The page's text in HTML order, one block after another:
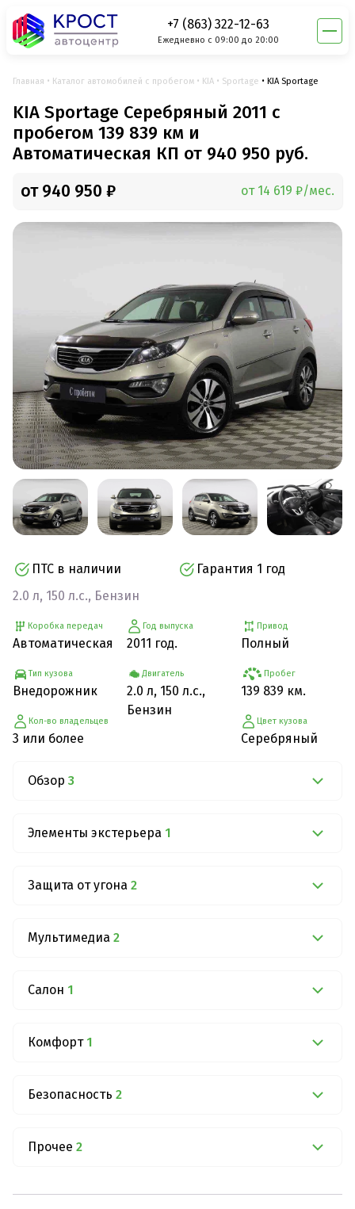
+7 (863) 322-12-63
Ежедневно с 09:00 до 20:00
Главная Каталог автомобилей с пробегом KIA Sportage KIA Sportage
KIA Sportage Серебряный 2011 с
пробегом 139 839 км и
Автоматическая КП от 940 950 руб.
от 940 950 ₽ от 14 619 ₽/мес.
ПТС в наличии
Гарантия 1 год
2.0 л, 150 л.с., Бензин
Коробка передач
Автоматическая
Тип кузова
Внедорожник
Кол-во владельцев
3 или более
Год выпуска
2011 год.
Двигатель
2.0 л, 150 л.с.,
Бензин
Привод
Полный
Пробег
139 839 км.
Цвет кузова
Серебряный
Обзор 3
Элементы экстерьера 1
Защита от угона 2
Мультимедиа 2
Салон 1
Комфорт 1
Безопасность 2
Прочее 2